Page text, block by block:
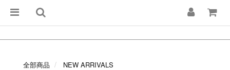
全部商品 NEW ARRIVALS